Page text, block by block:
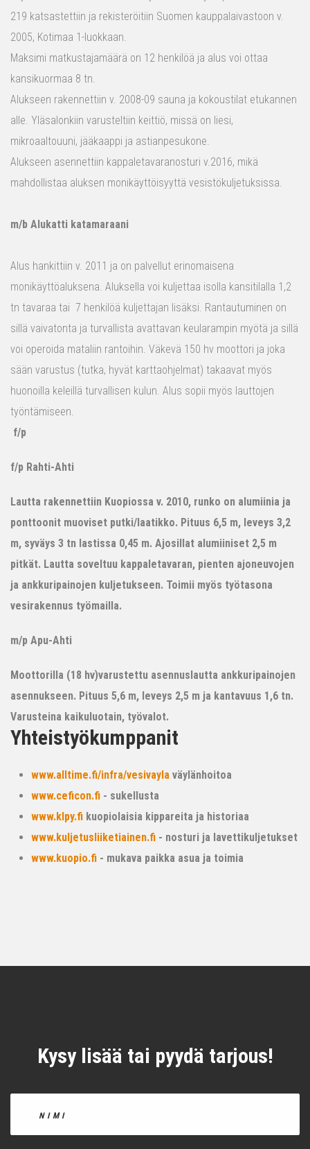
219 katsastettiin ja rekisteröitiin Suomen kauppalaivastoon v.
2005, Kotimaa 1-luokkaan.
Maksimi matkustajamäärä on 12 henkilöä ja alus voi ottaa
kansikuormaa 8 tn.
Alukseen rakennettiin v. 2008-09 sauna ja kokoustilat etukannen
alle. Yläsalonkiin varusteltiin keittiö, missä on liesi,
mikroaaltouuni, jääkaappi ja astianpesukone.
Alukseen asennettiin kappaletavaranosturi v.2016, mikä
mahdollistaa aluksen monikäyttöisyyttä vesistökuljetuksissa.
m/b Alukatti katamaraani
Alus hankittiin v. 2011 ja on palvellut erinomaisena
monikäyttöaluksena. Aluksella voi kuljettaa isolla kansitilalla 1,2
tn tavaraa tai 7 henkilöä kuljettajan lisäksi. Rantautuminen on
sillä vaivatonta ja turvallista avattavan keularampin myötä ja sillä
voi operoida mataliin rantoihin. Väkevä 150 hv moottori ja joka
sään varustus (tutka, hyvät karttaohjelmat) takaavat myös
huonoilla keleillä turvallisen kulun. Alus sopii myös lauttojen
työntämiseen.
f/p
f/p Rahti-Ahti
Lautta rakennettiin Kuopiossa v. 2010, runko on alumiinia ja
ponttoonit muoviset putki/laatikko. Pituus 6,5 m, leveys 3,2
m, syväys 3 tn lastissa 0,45 m. Ajosillat alumiiniset 2,5 m
pitkät. Lautta soveltuu kappaletavaran, pienten ajoneuvojen
ja ankkuripainojen kuljetukseen. Toimii myös työtasona
vesirakennus työmailla.
m/p Apu-Ahti
Moottorilla (18 hv)varustettu asennuslautta ankkuripainojen
asennukseen. Pituus 5,6 m, leveys 2,5 m ja kantavuus 1,6 tn.
Varusteina kaikuluotain, työvalot.
Yhteistyökumppanit
www.alltime.fi/infra/vesivayla väylänhoitoa
www.ceficon.fi - sukellusta
www.klpy.fi kuopiolaisia kippareita ja historiaa
www.kuljetusliiketiainen.fi - nosturi ja lavettikuljetukset
www.kuopio.fi - mukava paikka asua ja toimia
Kysy lisää tai pyydä tarjous!